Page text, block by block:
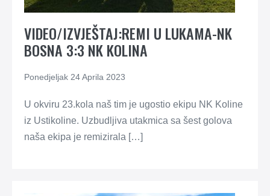
VIDEO/IZVJEŠTAJ:REMI U LUKAMA-NK
BOSNA 3:3 NK KOLINA
Ponedjeljak 24 Aprila 2023
U okviru 23.kola naš tim je ugostio ekipu NK Koline
iz Ustikoline. Uzbudljiva utakmica sa šest golova
naša ekipa je remizirala […]